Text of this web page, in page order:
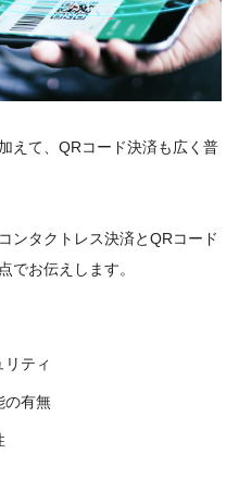
えて、QRコード決済も広く普
ンタクトレス決済とQRコード
でお伝えします。
リティ
の有無